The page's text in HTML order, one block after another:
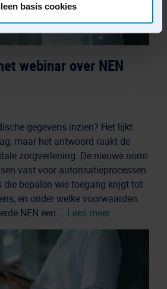
zijn gebaseerd op een
kunt u bezwaar maken via
u in onze
basis cookies
webinar over NEN
gegevens inzien? Het lijkt
maar het antwoord raakt de
zorgverlening. De nieuwe norm
vast voor autorisatieprocessen
die bepalen wie toegang krijgt tot
en onder welke voorwaarden.
NEN een … Lees meer